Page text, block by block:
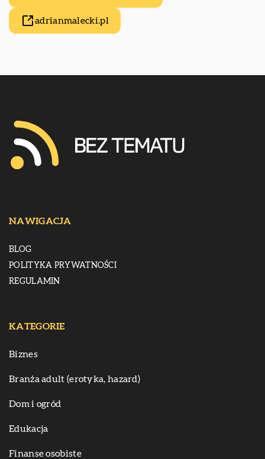
adrianmalecki.pl
NAWIGACJA
BLOG
POLITYKA PRYWATNOŚCI
REGULAMIN
KATEGORIE
Biznes
Branża adult (erotyka, hazard)
Dom i ogród
Edukacja
Finanse osobiste